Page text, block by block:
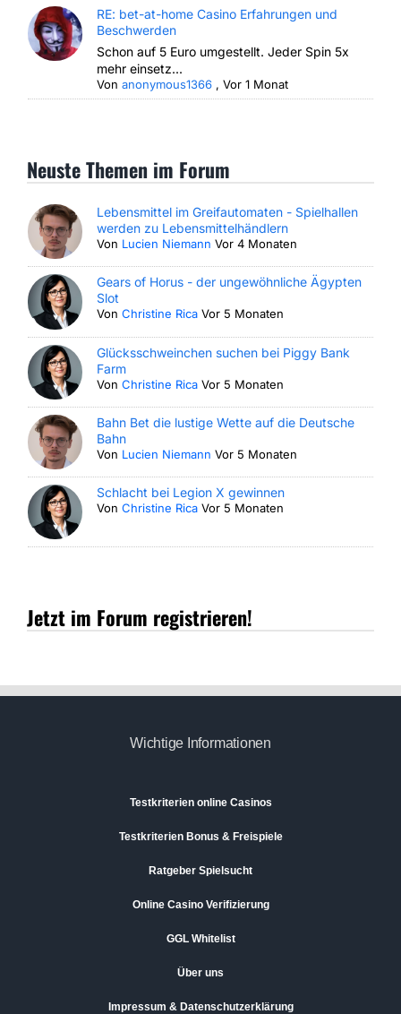
RE: bet-at-home Casino Erfahrungen und
Beschwerden
Schon auf 5 Euro umgestellt. Jeder Spin 5x
mehr einsetz...
Vonanonymous1366 ,Vor 1 Monat
Neuste Themen im Forum
Lebensmittel im Greifautomaten - Spielhallen
werden zu Lebensmittelhändlern
Von Lucien Niemann Vor 4 Monaten
Gears of Horus - der ungewöhnliche Ägypten
Slot
VonChristine Rica Vor 5 Monaten
Glücksschweinchen suchen bei Piggy Bank
Farm
VonChristine Rica Vor 5 Monaten
Bahn Bet die lustige Wette auf die Deutsche
Bahn
Von Lucien Niemann Vor 5 Monaten
Schlacht bei Legion X gewinnen
VonChristine Rica Vor 5 Monaten
Jetzt im Forum registrieren!
Wichtige Informationen
Testkriterien online Casinos
Testkriterien Bonus & Freispiele
Ratgeber Spielsucht
Online Casino Verifizierung
GGL Whitelist
Über uns
Impressum & Datenschutzerklärung